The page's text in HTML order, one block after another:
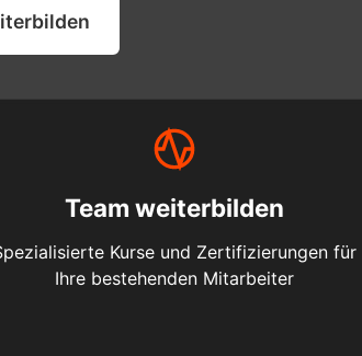
Team weiterbilden
Kurse und Zertifizierungen für
Ihre bestehenden Mitarbeiter